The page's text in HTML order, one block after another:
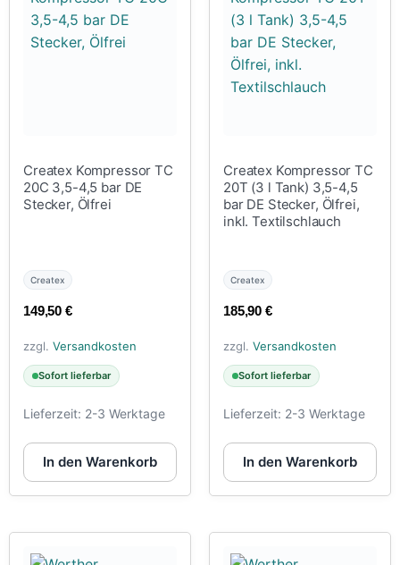
Createx Kompressor TC
20C 3,5-4,5 bar DE
Stecker, Ölfrei
Createx
149,50 €
zzgl. Versandkosten
Sofort lieferbar
Lieferzeit: 2-3 Werktage
In den Warenkorb
Createx Kompressor TC
20T (3 l Tank) 3,5-4,5
bar DE Stecker, Ölfrei,
inkl. Textilschlauch
Createx
185,90 €
zzgl. Versandkosten
Sofort lieferbar
Lieferzeit: 2-3 Werktage
In den Warenkorb